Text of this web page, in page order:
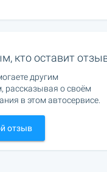
кто оставит
другим
рассказывая о своём
в этом автосервисе.
отзыв